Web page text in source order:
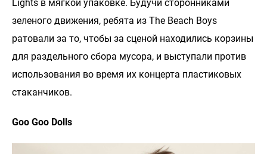
Lights в мягкой упаковке. Будучи сторонниками
зеленого движения, ребята из The Beach Boys
ратовали за то, чтобы за сценой находились корзины
для раздельного сбора мусора, и выступали против
использования во время их концерта пластиковых
стаканчиков.
Goo Goo Dolls